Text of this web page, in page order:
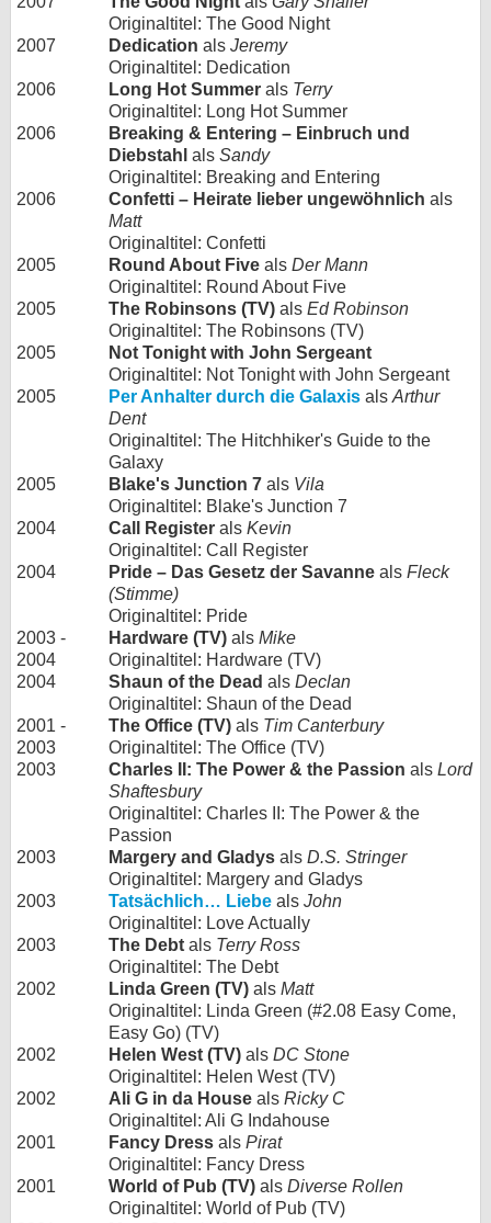
Originaltitel: The Good Night
2007
Dedication als Jeremy
Originaltitel: Dedication
2006
Long Hot Summer als Terry
Originaltitel: Long Hot Summer
2006
Breaking & Entering – Einbruch und
Diebstahl als Sandy
Originaltitel: Breaking and Entering
2006
Confetti – Heirate lieber ungewöhnlich als
Matt
Originaltitel: Confetti
2005
Round About Five als Der Mann
Originaltitel: Round About Five
2005
The Robinsons (TV) als Ed Robinson
Originaltitel: The Robinsons (TV)
2005
Not Tonight with John Sergeant
Originaltitel: Not Tonight with John Sergeant
2005
Per Anhalter durch die Galaxis als Arthur
Dent
Originaltitel: The Hitchhiker's Guide to the
Galaxy
2005
Blake's Junction 7 als Vila
Originaltitel: Blake's Junction 7
2004
Call Register als Kevin
Originaltitel: Call Register
2004
Pride – Das Gesetz der Savanne als Fleck
(Stimme)
Originaltitel: Pride
2003 -
2004
Hardware (TV) als Mike
Originaltitel: Hardware (TV)
2004
Shaun of the Dead als Declan
Originaltitel: Shaun of the Dead
2001 -
2003
The Office (TV) als Tim Canterbury
Originaltitel: The Office (TV)
2003
Charles II: The Power & the Passion als Lord
Shaftesbury
Originaltitel: Charles II: The Power & the
Passion
2003
Margery and Gladys als D.S. Stringer
Originaltitel: Margery and Gladys
2003
Tatsächlich… Liebe als John
Originaltitel: Love Actually
2003
The Debt als Terry Ross
Originaltitel: The Debt
2002
Linda Green (TV) als Matt
Originaltitel: Linda Green (#2.08 Easy Come,
Easy Go) (TV)
2002
Helen West (TV) als DC Stone
Originaltitel: Helen West (TV)
2002
Ali G in da House als Ricky C
Originaltitel: Ali G Indahouse
2001
Fancy Dress als Pirat
Originaltitel: Fancy Dress
2001
World of Pub (TV) als Diverse Rollen
Originaltitel: World of Pub (TV)